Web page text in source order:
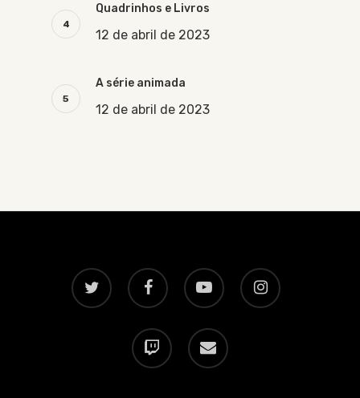
Quadrinhos e Livros
12 de abril de 2023
A série animada
12 de abril de 2023
twitter facebook youtube instagram
twitch email